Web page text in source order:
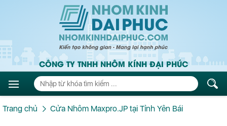
CÔNG TY TNHH NHÔM KÍNH ĐẠI PHÚC
Trang chủ Cửa Nhôm Maxpro.JP tại Tỉnh Yên Bái